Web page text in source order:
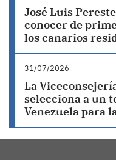
José Luis
conocer de
los canarios
31/07/2026
La
selecciona a un
Venezuela para